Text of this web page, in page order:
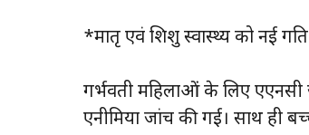
*मातृ एवं शिशु स्वास्थ्य को नई
गर्भवती महिलाओं के लिए
एनीमिया जांच की गई। साथ ही